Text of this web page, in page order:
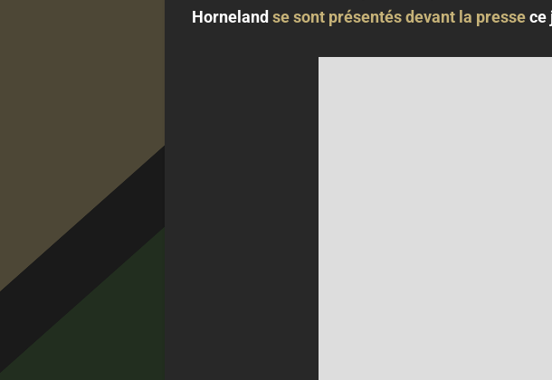
Horneland se sont présentés devant la pressece